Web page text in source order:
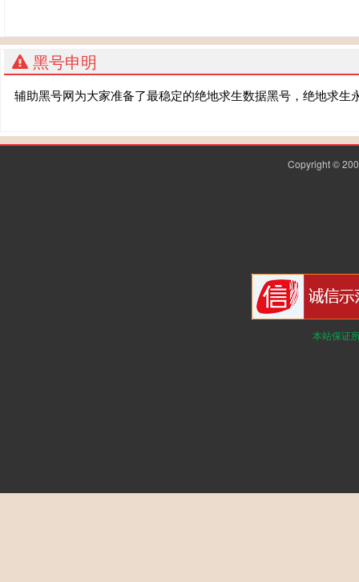
黑号申明
辅助黑号网为大家准备了最稳定的绝地求生数据黑号，绝地求
Copyright ©
本站保证